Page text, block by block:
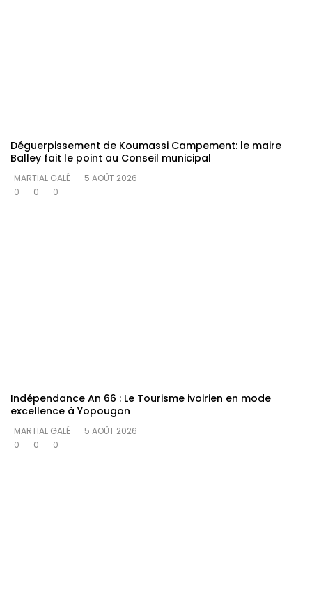
Déguerpissement de Koumassi Campement: le maire
Balley fait le point au Conseil municipal
MARTIAL GALÉ
5 AOÛT 2026
0
0 0
Indépendance An 66 : Le Tourisme ivoirien en mode
excellence à Yopougon
MARTIAL GALÉ
5 AOÛT 2026
0
0 0